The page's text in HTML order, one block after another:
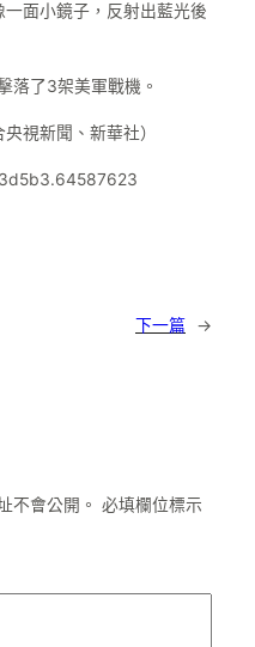
一面小鏡子，反射出藍光後
落了3架美軍戰機。
央視新聞、新華社）
下一篇 →
不會公開。 必填欄位標示